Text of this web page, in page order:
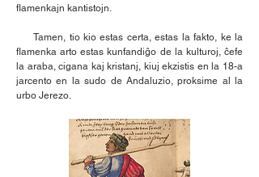
flamenkajn kantistojn.
Tamen, tio kio estas certa, estas la fakto, ke la
flamenka arto estas kunfandiĝo de la kulturoj, ĉefe
la araba, cigana kaj kristanj, kiuj ekzistis en la 18-a
jarcento en la sudo de Andaluzio, proksime al la
urbo Jerezo.